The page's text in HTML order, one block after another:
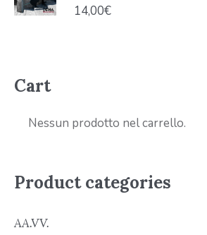
14,00€
Cart
Nessun prodotto nel carrello.
Product categories
AA.VV.